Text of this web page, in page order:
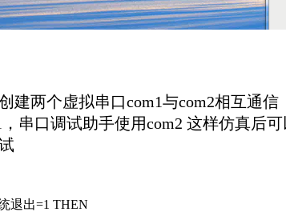
建两个虚拟串口com1与com2相互通信
串口调试助手使用com2 这样仿真后
退出=1 THEN